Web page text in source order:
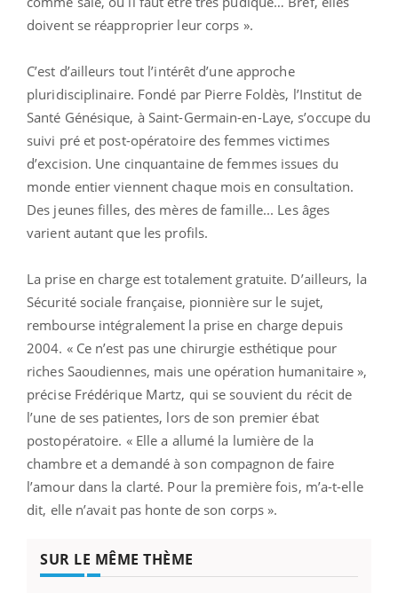
doivent se réapproprier leur corps ».
C’est d’ailleurs tout l’intérêt d’une approche
pluridisciplinaire. Fondé par Pierre Foldès, l’Institut de
Santé Génésique, à Saint-Germain-en-Laye, s’occupe du
suivi pré et post-opératoire des femmes victimes
d’excision. Une cinquantaine de femmes issues du
monde entier viennent chaque mois en consultation.
Des jeunes filles, des mères de famille... Les âges
varient autant que les profils.
La prise en charge est totalement gratuite. D’ailleurs, la
Sécurité sociale française, pionnière sur le sujet,
rembourse intégralement la prise en charge depuis
2004. « Ce n’est pas une chirurgie esthétique pour
riches Saoudiennes, mais une opération humanitaire »,
précise Frédérique Martz, qui se souvient du récit de
l’une de ses patientes, lors de son premier ébat
postopératoire. « Elle a allumé la lumière de la
chambre et a demandé à son compagnon de faire
l’amour dans la clarté. Pour la première fois, m’a-t-elle
dit, elle n’avait pas honte de son corps ».
SUR LE MÊME THÈME